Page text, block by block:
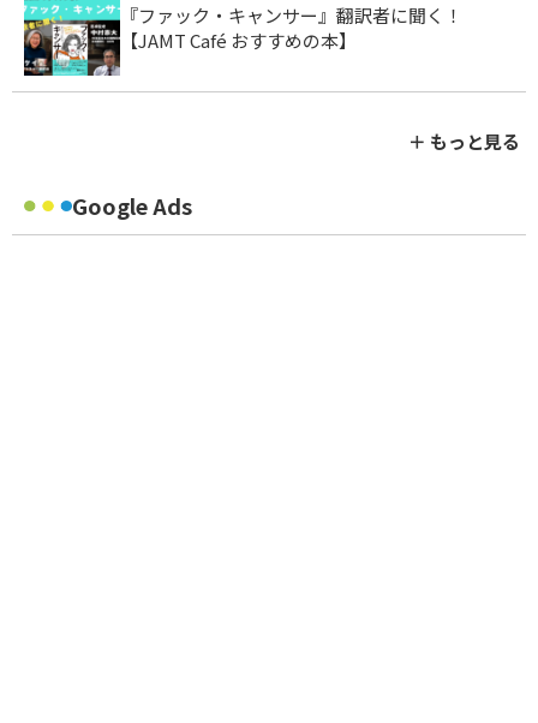
『ファック・キャンサー』翻訳者に聞く！
【JAMT Café おすすめの本】
＋ もっと見る
Google Ads